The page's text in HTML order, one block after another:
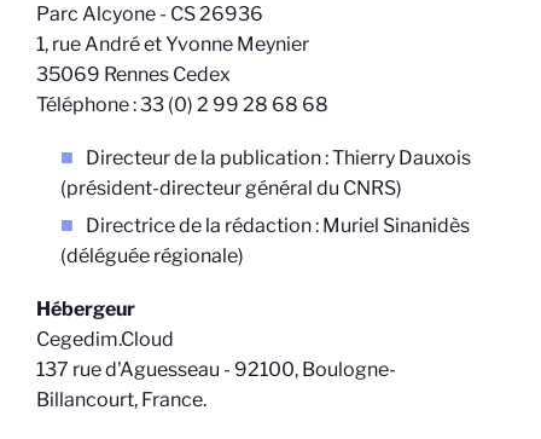
Parc Alcyone - CS 26936
1, rue André et Yvonne Meynier
35069 Rennes Cedex
Téléphone : 33 (0) 2 99 28 68 68
Directeur de la publication :Thierry Dauxois
(président-directeur général du CNRS)
Directrice de la rédaction : Muriel Sinanidès
(déléguée régionale)
Hébergeur
Cegedim.Cloud
137 rue d'Aguesseau - 92100, Boulogne-
Billancourt, France.